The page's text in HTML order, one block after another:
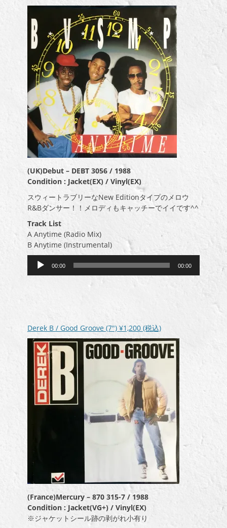
(UK)Debut – DEBT 3056 / 1988
Condition : Jacket(EX) / Vinyl(EX)
スウィートラブリーなNew Editionタイプのメロウ
R&Bダンサー！！メロディもキャッチーでイイです^^
Track List
A Anytime (Radio Mix)
B Anytime (Instrumental)
ー
00:00 00:00
Derek B / Good Groove (7″) ¥1,200 (税込)
(France)Mercury – 870 315-7 / 1988
Condition : Jacket(VG+) / Vinyl(EX)
※ジャケットシール跡の剥がれ小有り